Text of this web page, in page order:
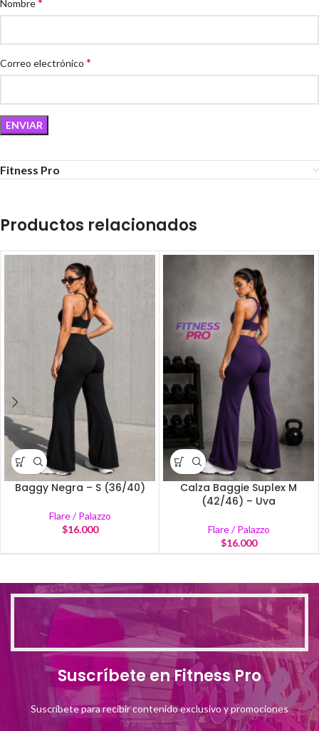
Nombre
Correo electrónico *
Fitness Pro
Productos relacionados
Baggy Negra – S (36/40)
Flare / Palazzo
$16.000
Calza Baggie Suplex M
(42/46) – Uva
Flare / Palazzo
$16.000
Suscríbete en Fitness Pro
Suscríbete para recibir contenido exclusivo y promociones